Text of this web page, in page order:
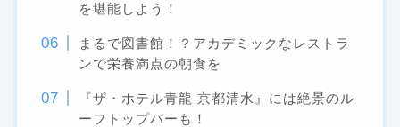
を堪能しよう！
まるで図書館！？アカデミックなレストラ
ンで栄養満点の朝食を
『ザ・ホテル青龍 京都清水』には絶景のル
ーフトップバーも！